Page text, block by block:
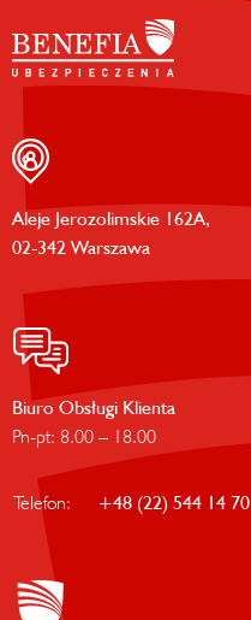
Aleje Jerozolimskie 162A,
02-342 Warszawa
Biuro Obsługi Klienta
Pn-pt: 8.00 – 18.00
Telefon: +48 (22) 544 14 70